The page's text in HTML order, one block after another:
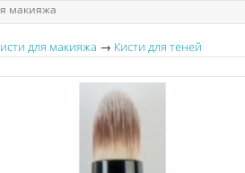
макияжа
для макияжа → Кисти для теней